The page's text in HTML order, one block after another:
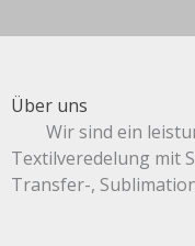
Über uns
Wir sind ein
Textilveredelung mit
Transfer-,